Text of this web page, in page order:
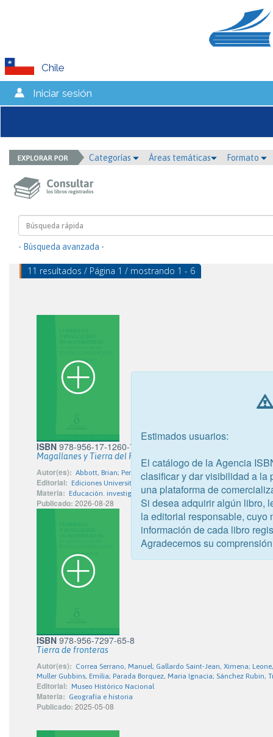
Chile
Iniciar sesión
Categorías Áreas temáticas Formato
- Búsqueda avanzada -
11 resultados / Página 1 / mostrando 1 - 6
ISBN 978-956-17-1260-7
Magallanes y Tierra del Fuego dibujados por la Adventure y la
Autor(es): Abbott, Brian; Penhos, Marta; Urbina Carrasco, María
Editorial: Ediciones Universitarias de la Universidad Católica de
Materia: Educación. investigación. temas relacionados con la Historia
Publicado: 2026-08-28
ISBN 978-956-7297-65-8
Tierra de fronteras
Autor(es): Correa Serrano, Manuel; Gallardo Saint-Jean, Ximena;
Muller Gubbins, Emilia; Parada Borquez, Maria Ignacia; Sánchez Rubin,
Editorial: Museo Histórico Nacional
Materia: Geografía e historia
Publicado: 2025-05-08
Estimados usuarios:
El catálogo de la Agencia
clasificar y dar visibilidad a la
una plataforma de
Si desea adquirir algún libro,
la editorial responsable, cuyo
información de cada libro
Agradecemos su